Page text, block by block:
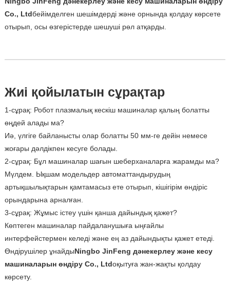
Co., Ltdбейімделген шешімдерді және орнында қолдау көрсете
отырып, осы өзгерістерде шешуші рөл атқарды.
Жиі қойылатын сұрақтар
1-сұрақ: Робот плазмалық кескіш машиналар қалың болатты
өңдей алады ма?
Иә, үлгіге байланысты олар болатты 50 мм-ге дейін немесе
жоғары дәлдікпен кесуге болады.
2-сұрақ: Бұл машиналар шағын шеберханаларға жарамды ма?
Мүлдем. Ықшам модельдер автоматтандырудың
артықшылықтарын қамтамасыз ете отырып, кішігірім өндіріс
орындарына арналған.
3-сұрақ: Жұмыс істеу үшін қанша дайындық қажет?
Көптеген машиналар пайдаланушыға ыңғайлы
интерфейстермен келеді және ең аз дайындықты қажет етеді.
Өндірушілер ұнайдыNingbo JinFeng дәнекерлеу және кесу
машиналарын өндіру Co., Ltdоқытуға жан-жақты қолдау
көрсету.